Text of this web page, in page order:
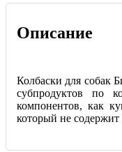
Описание
Колбаски для собак
субпродуктов по
компонентов, как
который не содержит